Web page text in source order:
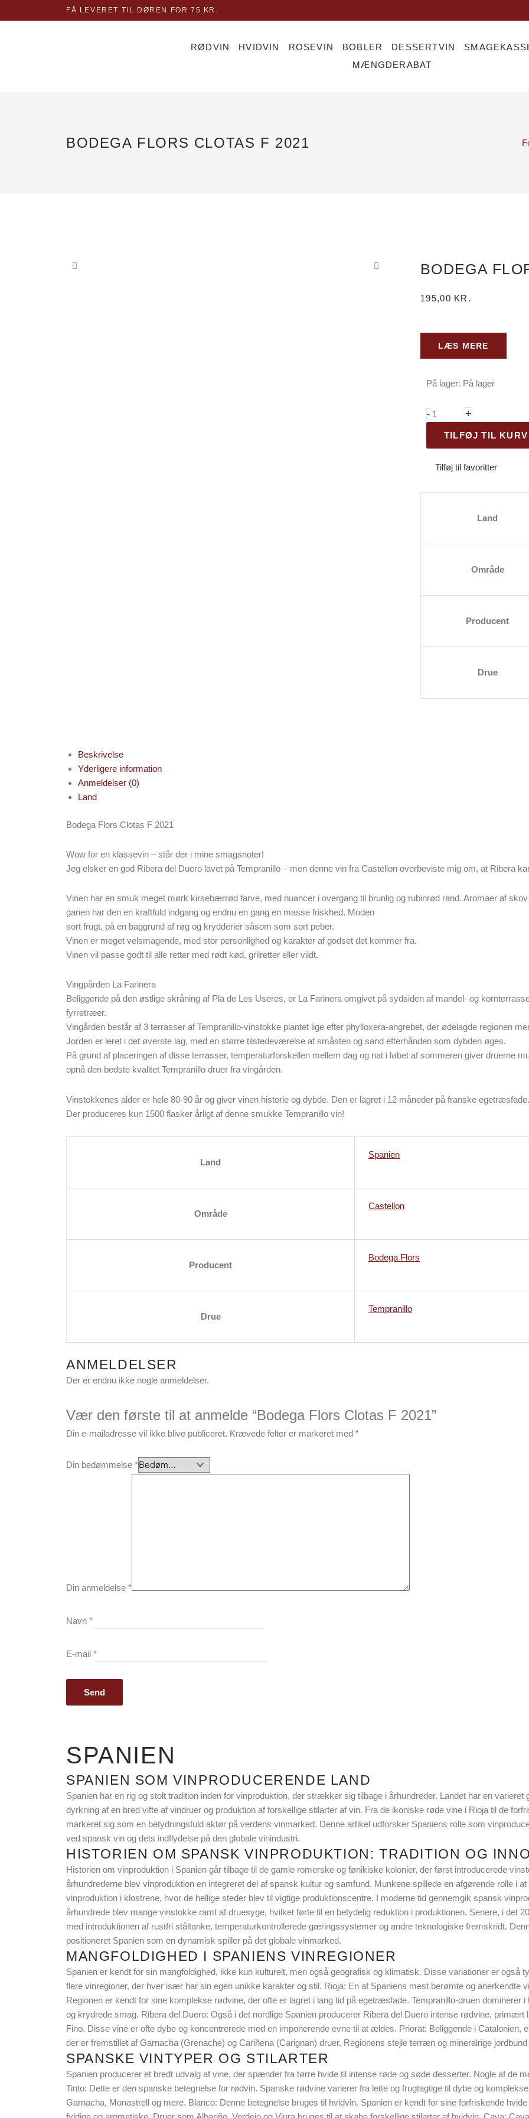
til
FÅ LEVERET TIL DØREN FOR 75 KR.
RØDVIN HVIDVIN ROSEVIN BOBLER DESSERTVIN
MÆNGDERABAT
BODEGA FLORS CLOTAS F 2021
BODEGA
195,00 KR.
LÆS MERE
På lager: På lager
-
Bodega
Clotas
antal
+
TILFØJ TIL KURV
Tilføj til favoritter
Land
Område
Producent
Drue
Beskrivelse
Yderligere information
Anmeldelser (0)
Land
Bodega Flors Clotas F 2021
Wow for en klassevin – står der i mine smagsnoter!
Jeg elsker en god Ribera del Duero lavet på Tempranillo – men denne vin fra Castellon overbeviste mig om, at Ribera
Vinen har en smuk meget mørk kirsebærrød farve, med nuancer i overgang til brunlig og rubinrød rand. Aromaer af
ganen har den en kraftfuld indgang og endnu en gang en masse friskhed. Moden
sort frugt, på en baggrund af røg og krydderier såsom som sort peber.
Vinen er meget velsmagende, med stor personlighed og karakter af godset det kommer fra.
Vinen vil passe godt til alle retter med rødt kød, grilretter eller vildt.
Vingpården La Farinera
Beliggende på den østlige skråning af Pla de Les Useres, er La Farinera omgivet på sydsiden af ​​mandel- og
fyrretræer.
Vingården består af 3 terrasser af Tempranillo-vinstokke plantet lige efter phylloxera-angrebet, der ødelagde regionen
Jorden er leret i det øverste lag, med en større tilstedeværelse af småsten og sand efterhånden som dybden øges.
På grund af placeringen af ​​disse terrasser, temperaturforskellen mellem dag og nat i løbet af sommeren giver druerne
opnå den bedste kvalitet Tempranillo druer fra vingården.
Vinstokkenes alder er hele 80-90 år og giver vinen historie og dybde. Den er lagret i 12 måneder på franske egetræsfade.
Der produceres kun 1500 flasker årligt af denne smukke Tempranillo vin!
Land
Spanien
Område
Castellon
Producent
Bodega Flors
Drue
Tempranillo
ANMELDELSER
Der er endnu ikke nogle anmeldelser.
Vær den første til at anmelde “Bodega Flors Clotas F 2021”
Din e-mailadresse vil ikke blive publiceret. Krævede felter er markeret med *
Din bedømmelse *
Din anmeldelse *
Navn *
E-mail *
SPANIEN
SPANIEN SOM VINPRODUCERENDE LAND
Spanien har en rig og stolt tradition inden for vinproduktion, der strækker sig tilbage i århundreder. Landet har en
dyrkning af en bred vifte af vindruer og produktion af forskellige stilarter af vin. Fra de ikoniske røde vine i Rioja til de
markeret sig som en betydningsfuld aktør på verdens vinmarked. Denne artikel udforsker Spaniens rolle som
ved spansk vin og dets indflydelse på den globale vinindustri.
HISTORIEN OM SPANSK VINPRODUKTION: TRADITION OG
Historien om vinproduktion i Spanien går tilbage til de gamle romerske og fønikiske kolonier, der først introducerede
århundrederne blev vinproduktion en integreret del af spansk kultur og samfund. Munkene spillede en afgørende rolle i
vinproduktion i klostrene, hvor de hellige steder blev til vigtige produktionscentre. I moderne tid gennemgik spansk
århundrede blev mange vinstokke ramt af druesyge, hvilket førte til en betydelig reduktion i produktionen. Senere, i det
med introduktionen af rustfri ståltanke, temperaturkontrollerede gæringssystemer og andre teknologiske fremskridt.
positioneret Spanien som en dynamisk spiller på det globale vinmarked.
MANGFOLDIGHED I SPANIENS VINREGIONER
Spanien er kendt for sin mangfoldighed, ikke kun kulturelt, men også geografisk og klimatisk. Disse variationer er også
flere vinregioner, der hver især har sin egen unikke karakter og stil. Rioja: En af Spaniens mest berømte og anerkendte
Regionen er kendt for sine komplekse rødvine, der ofte er lagret i lang tid på egetræsfade. Tempranillo-druen dominerer
og krydrede smag. Ribera del Duero: Også i det nordlige Spanien producerer Ribera del Duero intense rødvine, primært
Fino. Disse vine er ofte dybe og koncentrerede med en imponerende evne til at ældes. Priorat: Beliggende i Catalonien,
der er fremstillet af Garnacha (Grenache) og Cariñena (Carignan) druer. Regionens stejle terræn og mineralrige
SPANSKE VINTYPER OG STILARTER
Spanien producerer et bredt udvalg af vine, der spænder fra tørre hvide til intense røde og søde desserter. Nogle af de
Tinto: Dette er den spanske betegnelse for rødvin. Spanske rødvine varierer fra lette og frugtagtige til dybe og
Garnacha, Monastrell og mere. Blanco: Denne betegnelse bruges til hvidvin. Spanien er kendt for sine forfriskende